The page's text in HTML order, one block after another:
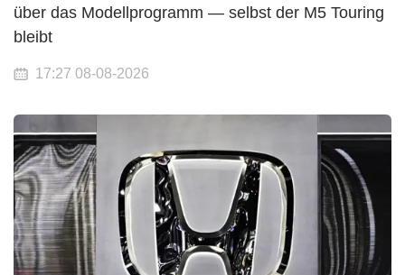
über das Modellprogramm — selbst der M5 Touring
bleibt
17:27 08-08-2026